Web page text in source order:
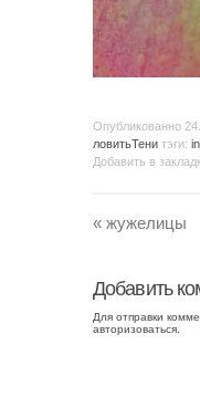
Опубликованно
ловитьТени тэги:
Добавить в
« жужелицы
Добавить
Для отправки
авторизоваться